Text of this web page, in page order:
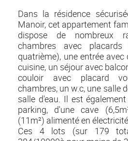
Dans la résidence
Manoir, cet appartement
dispose de nombreux
chambres avec placards
quatrième), une entrée
cuisine, un séjour avec
couloir avec placard
chambres, un w.c, une salle
salle d'eau. Il est
parking, d'une cave
(11m²) alimenté en électricité..
Ces 4 lots (sur 179